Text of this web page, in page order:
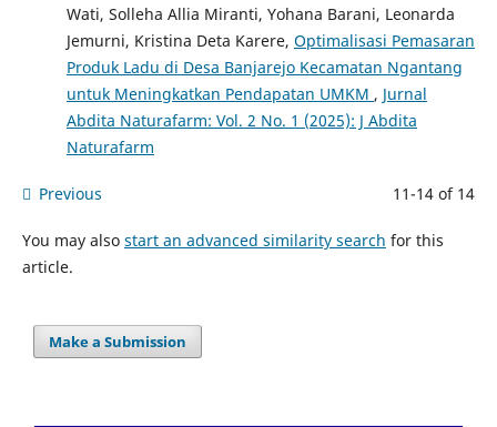
Wati, Solleha Allia Miranti, Yohana Barani, Leonarda
Jemurni, Kristina Deta Karere, Optimalisasi Pemasaran
Produk Ladu di Desa Banjarejo Kecamatan Ngantang
untuk Meningkatkan Pendapatan UMKM , Jurnal
Abdita Naturafarm: Vol. 2 No. 1 (2025): J Abdita
Naturafarm
Previous 11-14 of 14
You may also start an advanced similarity search for this
article.
Make a Submission